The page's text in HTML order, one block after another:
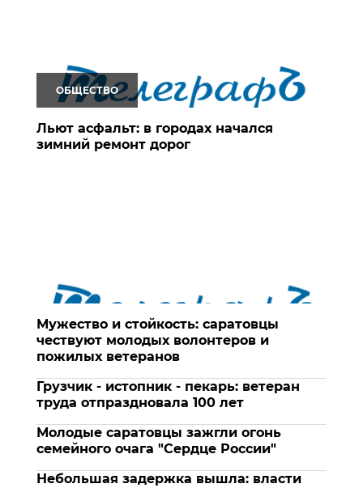
ОБЩЕСТВО
Льют асфальт: в городах начался
зимний ремонт дорог
Мужество и стойкость: саратовцы
чествуют молодых волонтеров и
пожилых ветеранов
Грузчик - истопник - пекарь: ветеран
труда отпраздновала 100 лет
Молодые саратовцы зажгли огонь
семейного очага "Сердце России"
Небольшая задержка вышла: власти